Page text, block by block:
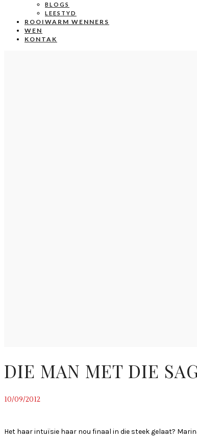
BLOGS
LEESTYD
ROOIWARM WENNERS
WEN
KONTAK
DIE MAN MET DIE
10/09/2012
Het haar intuïsie haar nou finaal in die steek gelaat?